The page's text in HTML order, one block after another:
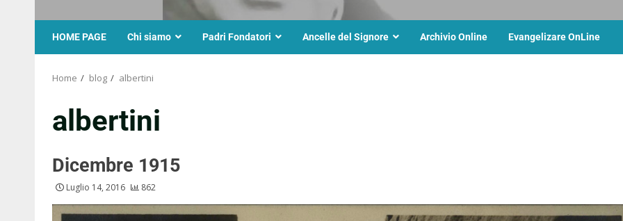
HOME PAGE Chi siamo Padri Fondatori Ancelle del Signore Archivio Online Evangelizare OnLine
Home blog albertini
albertini
Dicembre 1915
Luglio 14, 2016 862